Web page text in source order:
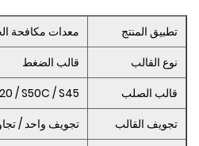
تطبيق المنتج
معدات مكافحة
نوع القالب
قالب الضغط
قالب الصلب
/ S50C / S45
تجويف القالب
تجويف واحد /